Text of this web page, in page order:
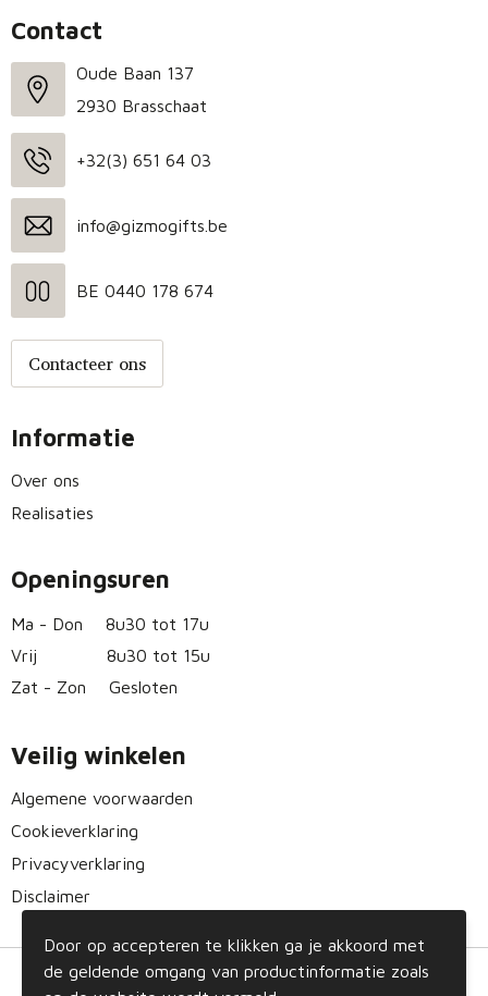
Contact
Oude Baan 137
2930 Brasschaat
+32(3) 651 64 03
info@gizmogifts.be
BE 0440 178 674
Contacteer ons
Informatie
Over ons
Realisaties
Openingsuren
Ma - Don
8u30 tot 17u
Vrij
8u30 tot 15u
Zat - Zon
Gesloten
Veilig winkelen
Algemene voorwaarden
Cookieverklaring
Privacyverklaring
Disclaimer
Door op accepteren te klikken ga je akkoord met
de geldende omgang van productinformatie zoals